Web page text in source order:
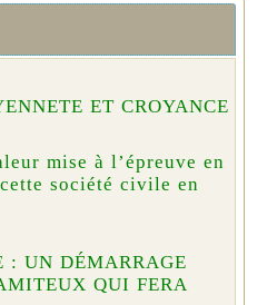
ET CROYANCE
mise à l’épreuve en
société civile en
: UN DÉMARRAGE
QUI FERA